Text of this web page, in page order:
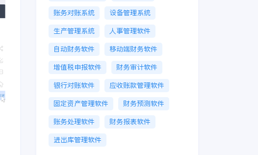
账务对账系统
设备管理系统
生产管理系统
人事管理软件
自动财务软件
移动端财务软件
增值税申报软件
财务审计软件
银行对账软件
应收账款管理软件
固定资产管理软件
财务预测软件
账务处理软件
财务报表软件
进出库管理软件